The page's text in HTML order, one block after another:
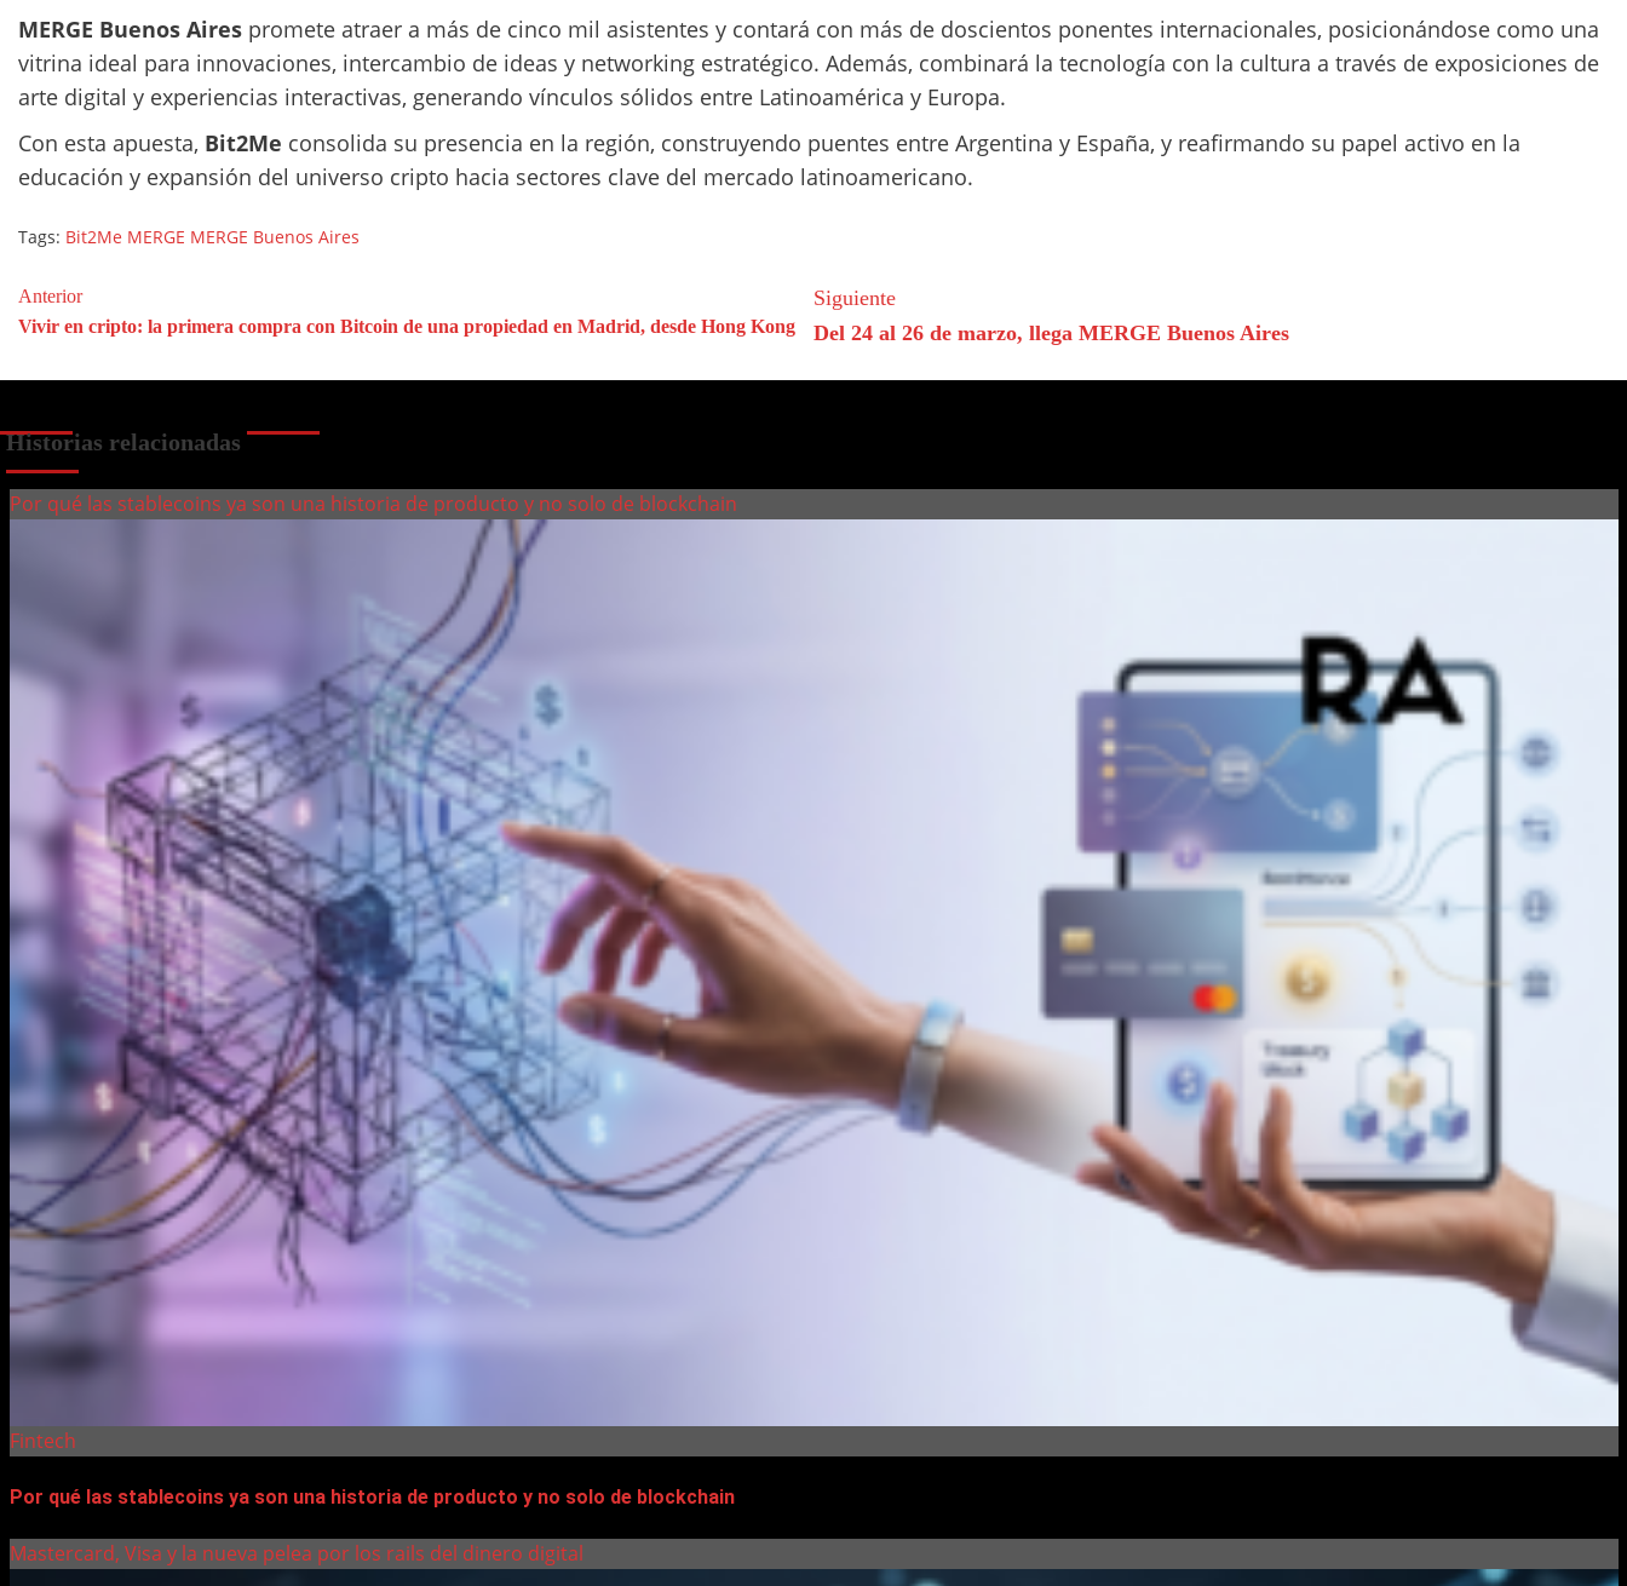
MERGE Buenos Aires promete atraer a más de cinco mil asistentes y contará con más de doscientos ponentes internacionales, posicionándose como una
vitrina ideal para innovaciones, intercambio de ideas y networking estratégico. Además, combinará la tecnología con la cultura a través de exposiciones de
arte digital y experiencias interactivas, generando vínculos sólidos entre Latinoamérica y Europa.
Con esta apuesta, Bit2Me consolida su presencia en la región, construyendo puentes entre Argentina y España, y reafirmando su papel activo en la
educación y expansión del universo cripto hacia sectores clave del mercado latinoamericano.
Tags: Bit2Me MERGE MERGE Buenos Aires
Post
navigation
Anterior
Vivir en cripto: la primera compra con Bitcoin de una propiedad en Madrid, desde Hong Kong
Siguiente
Del 24 al 26 de marzo, llega MERGE Buenos Aires
Historias relacionadas
Por qué las stablecoins ya son una historia de producto y no solo de blockchain
Fintech
Por qué las stablecoins ya son una historia de producto y no solo de blockchain
Mastercard, Visa y la nueva pelea por los rails del dinero digital